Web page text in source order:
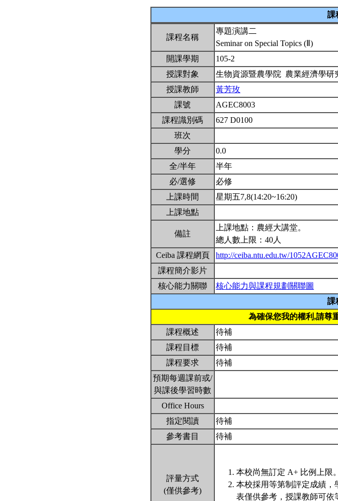
課
課程名稱
專題演講二
Seminar on Special Topics (Ⅱ)
開課學期
105-2
授課對象
生物資源暨農學院 農業經濟學研
授課教師
黃芳玫
課號
AGEC8003
課程識別碼
627 D0100
班次
學分
0.0
全/半年
半年
必/選修
必修
上課時間
星期五7,8(14:20~16:20)
上課地點
備註
上課地點：農經大講堂。
總人數上限：40人
Ceiba 課程網頁
http://ceiba.ntu.edu.tw/
課程簡介影片
核心能力關聯
核心能力與課程規劃關聯圖
課
為確保您我的權利,請尊
課程概述
待補
課程目標
待補
課程要求
待補
預期每週課前或/
與課後學習時數
Office Hours
指定閱讀
待補
參考書目
待補
評量方式
(僅供參考)
本校尚無訂定 A+ 比例上限。
本校採用等第制評定成績，
表僅供參考，授課教師可依